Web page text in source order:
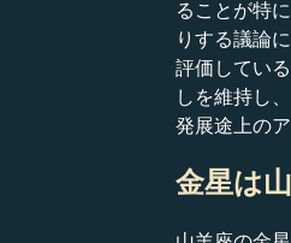
ることが特
りする議論
評価してい
しを維持し
発展途上の
金星は